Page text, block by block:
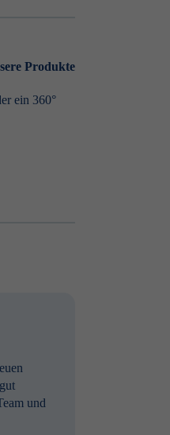
Produkte
ein 360°
und